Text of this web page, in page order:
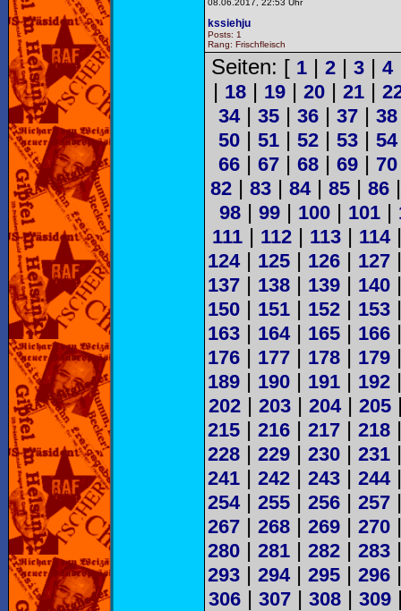
08.06.2017, 22:53 Uhr
kssiehju
Posts: 1
Rang: Frischfleisch
Seiten: [ 1| 2| 3| 4
| 18| 19| 20| 21|
34| 35 | 36 | 37 | 38
50 | 51 | 52 | 53 | 54
66 | 67 | 68 | 69 | 70
82 | 83 | 84| 85 | 86
98| 99| 100| 101|
111 | 112 | 113 | 114
124| 125 | 126 | 127
137 | 138 | 139 | 140
150 | 151 | 152 | 153
163 | 164| 165 | 166
176 | 177 | 178 | 179
189 | 190 | 191 | 192
202| 203| 204| 205
215 | 216 | 217 | 218
228 | 229 | 230 | 231
241 | 242 | 243 | 244
254| 255 | 256 | 257
267 | 268 | 269 | 270
280 | 281 | 282 | 283
293 | 294| 295 | 296
306| 307| 308| 309